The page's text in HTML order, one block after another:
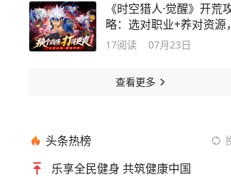
《时空猎人·觉醒》开荒
略：选对职业+养对资源
力一路狂飙
17阅读 07月23日
查看更多
头条热榜
乐享全民健身 共筑健康中国